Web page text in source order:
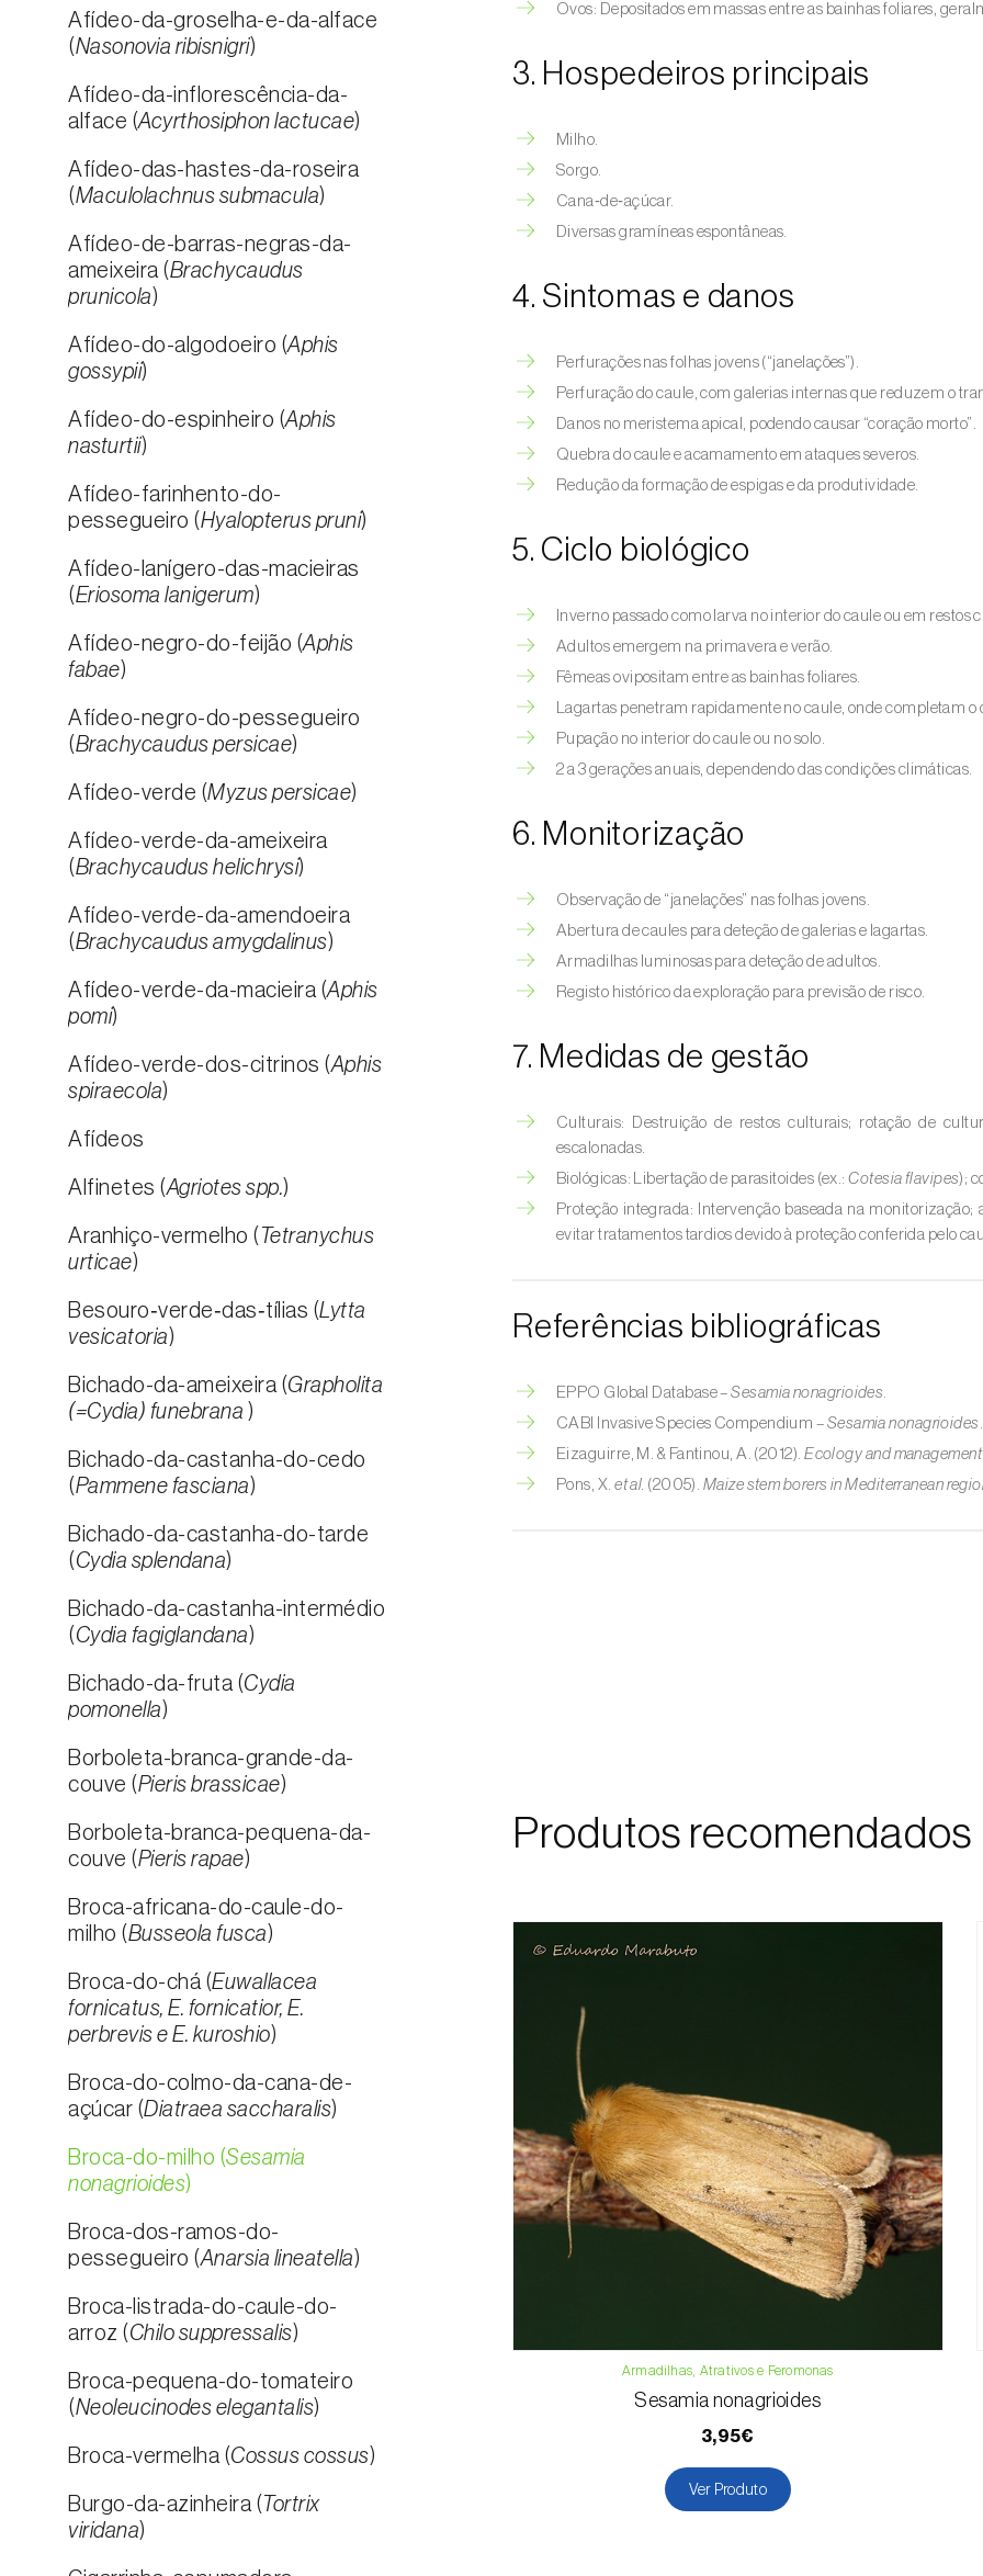
Afídeo-da-groselha-e-da-alface
(Nasonovia ribisnigri)
Afídeo-da-inflorescência-da-
alface (Acyrthosiphon lactucae)
Afídeo-das-hastes-da-roseira
(Maculolachnus submacula)
Afídeo-de-barras-negras-da-
ameixeira (Brachycaudus
prunicola)
Afídeo-do-algodoeiro (Aphis
gossypii)
Afídeo-do-espinheiro (Aphis
nasturtii)
Afídeo-farinhento-do-
pessegueiro (Hyalopterus pruni)
Afídeo-lanígero-das-macieiras
(Eriosoma lanigerum)
Afídeo-negro-do-feijão (Aphis
fabae)
Afídeo-negro-do-pessegueiro
(Brachycaudus persicae)
Afídeo-verde (Myzus persicae)
Afídeo-verde-da-ameixeira
(Brachycaudus helichrysi)
Afídeo-verde-da-amendoeira
(Brachycaudus amygdalinus)
Afídeo-verde-da-macieira (Aphis
pomi)
Afídeo-verde-dos-citrinos (Aphis
spiraecola)
Afídeos
Alfinetes (Agriotes spp.)
Aranhiço-vermelho ( Tetranychus
urticae)
Besouro‑verde‑das‑tílias (Lytta
vesicatoria)
Bichado-da-ameixeira (Grapholita
(=Cydia) funebrana )
Bichado-da-castanha-do-cedo
(Pammene fasciana)
Bichado-da-castanha-do-tarde
(Cydia splendana)
Bichado-da-castanha-intermédio
(Cydia fagiglandana)
Bichado-da-fruta (Cydia
pomonella)
Borboleta-branca-grande-da-
couve (Pieris brassicae)
Borboleta-branca-pequena-da-
couve (Pieris rapae)
Broca-africana-do-caule-do-
milho (Busseola fusca)
Broca-do-chá (Euwallacea
fornicatus, E. fornicatior, E.
perbrevis e E. kuroshio)
Broca-do-colmo-da-cana-de-
açúcar (Diatraea saccharalis)
Broca-do-milho (Sesamia
nonagrioides)
Broca-dos-ramos-do-
pessegueiro (Anarsia lineatella)
Broca-listrada-do-caule-do-
arroz (Chilo suppressalis)
Broca-pequena-do-tomateiro
(Neoleucinodes elegantalis)
Broca-vermelha (Cossus cossus)
Burgo-da-azinheira ( Tortrix
viridana)
Ovos: Depositados em massas entre as bainhas foliares,
3. Hospedeiros principais
Milho.
Sorgo.
Cana‑de‑açúcar.
Diversas gramíneas espontâneas.
4. Sintomas e danos
Perfurações nas folhas jovens (“janelações”).
Perfuração do caule, com galerias internas que reduzem o
Danos no meristema apical, podendo causar “coração morto”.
Quebra do caule e acamamento em ataques severos.
Redução da formação de espigas e da produtividade.
5. Ciclo biológico
Inverno passado como larva no interior do caule ou em restos
Adultos emergem na primavera e verão.
Fêmeas ovipositam entre as bainhas foliares.
Lagartas penetram rapidamente no caule, onde completam o
Pupação no interior do caule ou no solo.
2 a 3 gerações anuais, dependendo das condições climáticas.
6. Monitorização
Observação de “janelações” nas folhas jovens.
Abertura de caules para deteção de galerias e lagartas.
Armadilhas luminosas para deteção de adultos.
Registo histórico da exploração para previsão de risco.
7. Medidas de gestão
Culturais: Destruição de restos culturais; rotação de
escalonadas.
Biológicas: Libertação de parasitoides (ex.:Cotesia flavipes);
Proteção integrada: Intervenção baseada na
evitar tratamentos tardios devido à proteção conferida pelo
Referências bibliográficas
EPPO Global Database –Sesamia nonagrioides
CABI Invasive Species Compendium – Sesamia nonagrioides
Eizaguirre, M. & Fantinou, A. (2012).Ecology and
Pons, X.et al. (2005). Maize stem borers in Mediterranean
Produtos recomendados
Armadilhas, Atrativos e Feromonas
Sesamia nonagrioides
3,95€
Ver Produto